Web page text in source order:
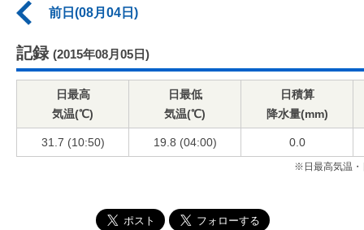
前日(08月04日)
記録 (2015年08月05日)
日最高
気温(℃)
日最低
気温(℃)
日積算
降水量(mm)
31.7 (10:50) 19.8 (04:00) 0.0
※日最高気温・